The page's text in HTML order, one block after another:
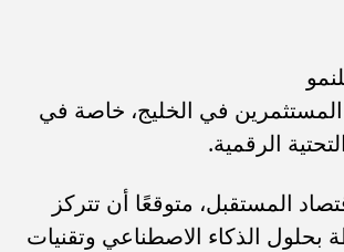
في الخليج، خاصة في
الرقمية.
المستقبل، متوقعًا أن تتركز
الذكاء الاصطناعي وتقنيات